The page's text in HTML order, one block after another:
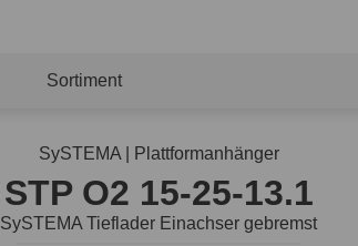
Sortiment
SySTEMA | Plattformanhänger
STP O2 15-25-13.1
SySTEMA Tieflader Einachser gebremst